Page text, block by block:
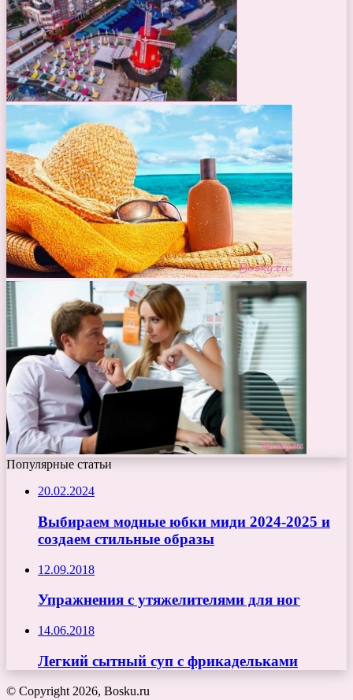
Популярные статьи
20.02.2024
Выбираем модные юбки миди 2024-2025 и
создаем стильные образы
12.09.2018
Упражнения с утяжелителями для ног
14.06.2018
Легкий сытный суп с фрикадельками
© Copyright 2026, Bosku.ru